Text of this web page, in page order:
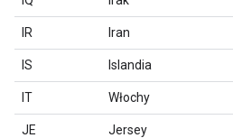
IR Iran
IS Islandia
IT Włochy
JE Jersey